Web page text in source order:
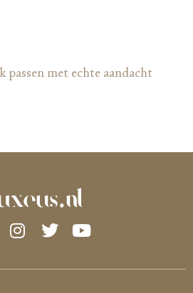
passen met echte aandacht